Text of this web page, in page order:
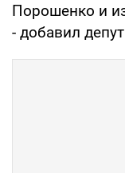
Порошенко и
- добавил